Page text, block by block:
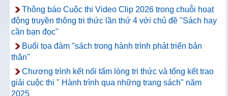
Thông báo Cuộc thi Video Clip 2026 trong chuỗi hoạt
động truyền thông tri thức lần thứ 4 với chủ đề "Sách hay
cần bạn đọc"
Buổi tọa đàm "sách trong hành trình phát triển bản
thân"
Chương trình kết nối tấm lòng tri thức và tổng kết trao
giải cuộc thi " Hành trình qua những trang sách" năm
2025